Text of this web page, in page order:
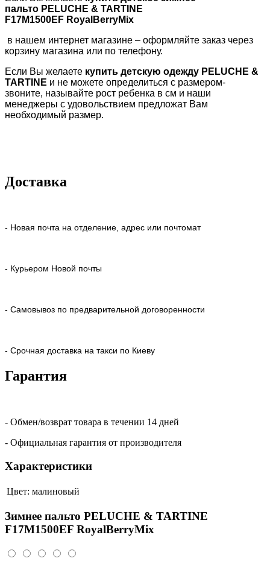
пальто PELUCHE & TARTINE
F17M1500EF RoyalBerryMix
в нашем интернет магазине – оформляйте заказ через
корзину магазина или по телефону.
Если Вы желаете купить детскую одежду PELUCHE &
TARTINE и не можете определиться с размером-
звоните, называйте рост ребенка в см и наши
менеджеры с удовольствием предложат Вам
необходимый размер.
Доставка
- Новая почта на отделение, адрес или почтомат
- Курьером Новой почты
- Самовывоз по предварительной договоренности
- Срочная доставка на такси по Киеву
Гарантия
- Обмен/возврат товара в течении 14 дней
- Официальная гарантия от производителя
Характеристики
Цвет: малиновый
Зимнее пальто PELUCHE & TARTINE
F17M1500EF RoyalBerryMix